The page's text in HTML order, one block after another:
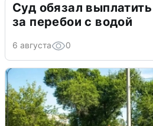
Суд обязал
за перебои с водой
6 августа 0